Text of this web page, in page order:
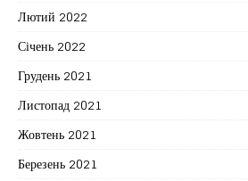
Лютий 2022
Січень 2022
Грудень 2021
Листопад 2021
Жовтень 2021
Березень 2021